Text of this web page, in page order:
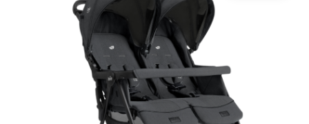
SCAUNE AUTO
SCOICI AUTO
LA PLIMBARE
CAMERA COPILULUI